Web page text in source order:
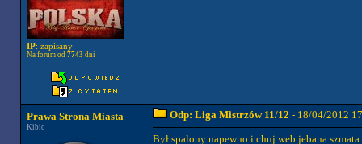
IP: zapisany
Na forum od 7743 dni
Prawa Strona Miasta
Kibic
Odp: Liga Mistrzów 11/12 - 18/04/2012
Był spalony napewno i chuj web jebana